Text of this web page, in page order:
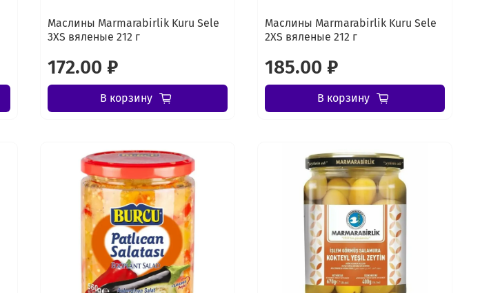
Маслины Marmarabirlik Kuru Sele
3XS вяленые 212 г
172.00 ₽
В корзину
Маслины Marmarabirlik Kuru Sele
2XS вяленые 212 г
185.00 ₽
В корзину